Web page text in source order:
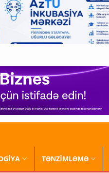
TƏNZİMLƏMƏ